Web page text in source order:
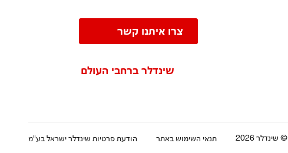
צרו איתנו קשר
שינדלר ברחבי העולם
© שינדלר 2026 תנאי השימוש באתר הודעת פרטיות שינדלר ישראל בע"מ